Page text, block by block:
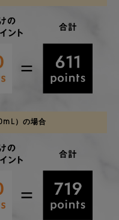
）の場合